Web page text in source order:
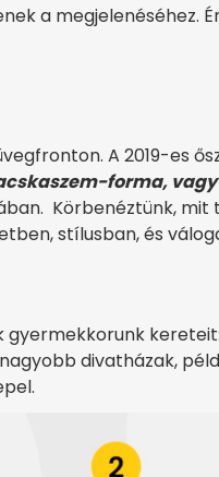
a megjelenéséhez.
A 2019-es
forma,
Körbenéztünk, mit
stílusban, és
divatházak,